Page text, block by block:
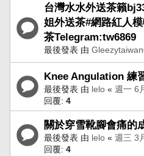
台灣水水外送茶籟
姐外送茶#網路紅人
茶Telegram:tw6869
最後發表 由
Knee Angulation 練
最後發表 由 lelo « 週一 6
回覆: 4
關於穿雪靴腳會痛的
最後發表 由 lelo « 週三 3
回覆: 4